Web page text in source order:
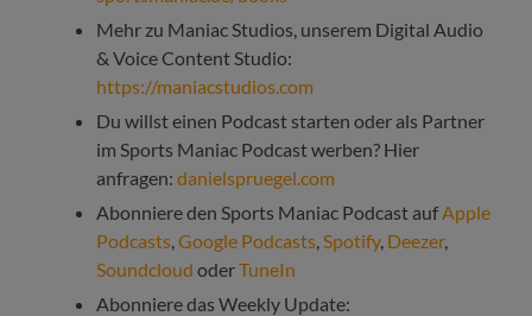
Mehr zu Maniac Studios, unserem Digital Audio
& Voice Content Studio:
https://maniacstudios.com
Du willst einen Podcast starten oder als Partner
im Sports Maniac Podcast werben? Hier
anfragen:danielspruegel.com
Abonniere den Sports Maniac Podcast auf Apple
Podcasts ,Google Podcasts Spotify, Deezer,
Soundcloud oderTuneIn
Abonniere das Weekly Update: